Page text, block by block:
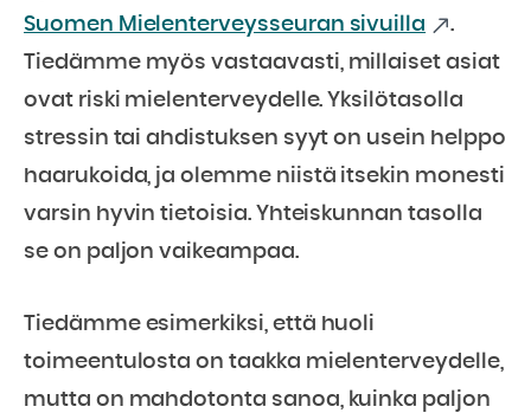
Suomen Mielenterveysseuran sivuilla
.
Tiedämme myös vastaavasti, millaiset asiat
ovat riski mielenterveydelle. Yksilötasolla
stressin tai ahdistuksen syyt on usein helppo
haarukoida, ja olemme niistä itsekin monesti
varsin hyvin tietoisia. Yhteiskunnan tasolla
se on paljon vaikeampaa.
Tiedämme esimerkiksi, että huoli
toimeentulosta on taakka mielenterveydelle,
mutta on mahdotonta sanoa, kuinka paljon